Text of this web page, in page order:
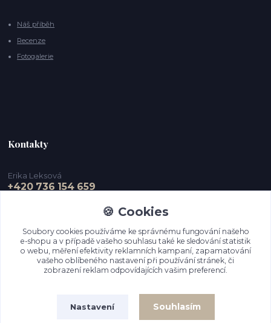
Náš příběh
Recenze
Fotogalerie
Kontakty
Erika Leksová
+420 736 154 659
info@ejdesign.cz
Upravit sběr cookies.
🍪 Cookies
Soubory cookies používáme ke správnému fungování našeho
e-shopu a v případě vašeho souhlasu také ke sledování statistik
o webu, měření efektivity reklamních kampaní, zapamatování
vašeho oblíbeného nastavení při používání stránek, či
zobrazení reklam odpovídajících vašim preferencí.
Nastavení Souhlasím